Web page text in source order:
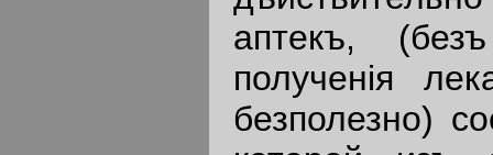
аптекъ,
полученiя
безполезно)